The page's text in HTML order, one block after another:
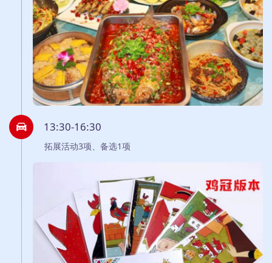
13:30-16:30
拓展活动3项、备选1项